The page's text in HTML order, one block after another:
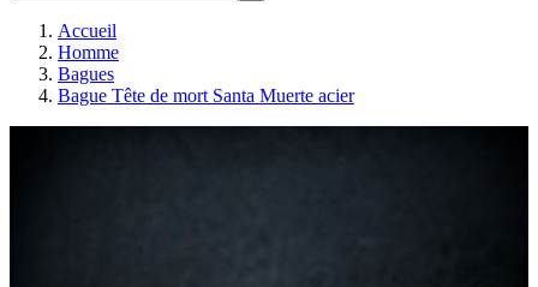
Accueil
Homme
Bagues
Bague Tête de mort Santa Muerte acier